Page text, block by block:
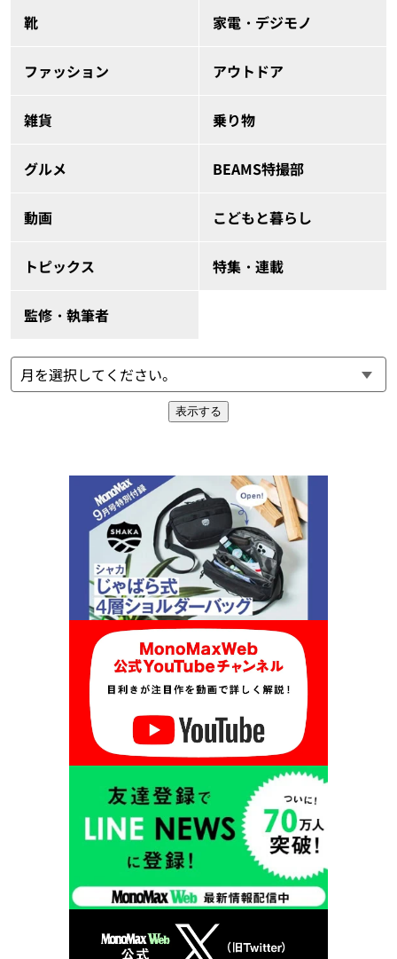
靴 家電・デジモノ
ファッション アウトドア
雑貨 乗り物
グルメ BEAMS特撮部
動画 こどもと暮らし
トピックス 特集・連載
監修・執筆者
表示する